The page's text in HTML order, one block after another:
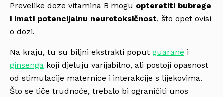
Prevelike doze vitamina B mogu opteretiti bubrege
i imati potencijalnu neurotoksičnost, što opet ovisi
o dozi.
Na kraju, tu su biljni ekstrakti poput guarane i
ginsenga koji djeluju varijabilno, ali postoji opasnost
od stimulacije maternice i interakcije s lijekovima.
Što se tiče trudnoće, trebalo bi ograničiti unos